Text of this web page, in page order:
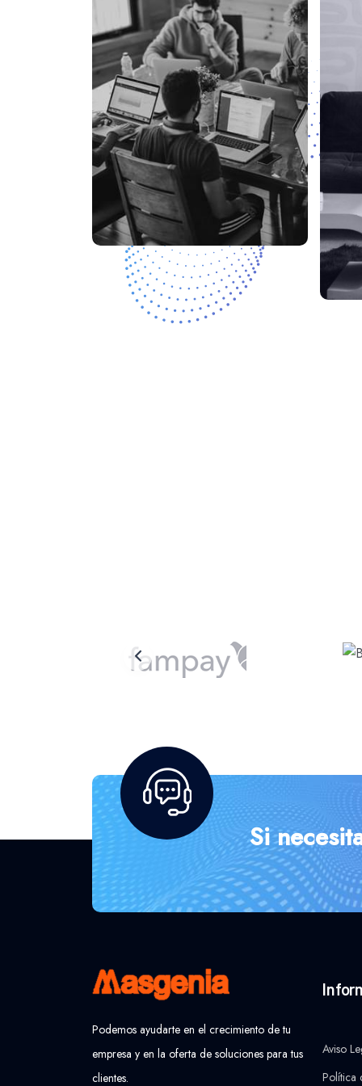
Si
Podemos ayudarte en el crecimiento de tu
empresa y en la oferta de soluciones para tus
clientes.
Aviso
Política